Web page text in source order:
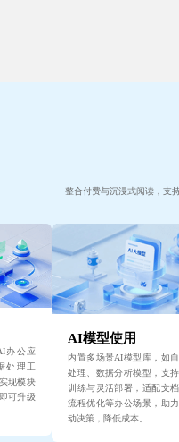
整合付费与沉浸式阅读，支
办公应
处理工
现模块
可升级
AI模型使用
内置多场景AI模型库，如
处理、数据分析模型，支
训练与灵活部署，适配文
流程优化等办公场景，助
动决策，降低成本。